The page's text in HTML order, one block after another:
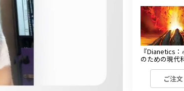
職場のためのツール
エシックスとコンディション
『Dianetics
のための現代
ご注文